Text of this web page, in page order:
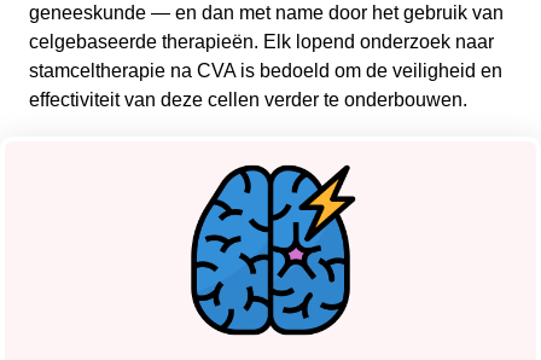
geneeskunde — en dan met name door het gebruik van
celgebaseerde therapieën. Elk lopend onderzoek naar
stamceltherapie na CVA is bedoeld om de veiligheid en
effectiviteit van deze cellen verder te onderbouwen.